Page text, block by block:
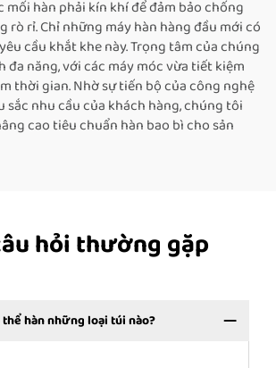
mối hàn phải kín khí để đảm bảo chống
rò rỉ. Chỉ những máy hàn hàng đầu mới có
cầu khắt khe này. Trọng tâm của chúng
đa năng, với các máy móc vừa tiết kiệm
thời gian. Nhờ sự tiến bộ của công nghệ
sắc nhu cầu của khách hàng, chúng tôi
cao tiêu chuẩn hàn bao bì cho sản
hỏi thường gặp
hàn những loại túi nào?